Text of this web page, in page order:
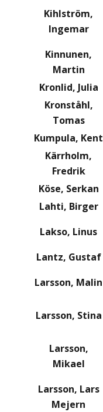
Kihlström,
Ingemar
Kinnunen,
Martin
Kronlid, Julia
Kronståhl,
Tomas
Kumpula, Kent
Kärrholm,
Fredrik
Köse, Serkan
Lahti, Birger
Lakso, Linus
Lantz, Gustaf
Larsson, Malin
Larsson, Stina
Larsson,
Mikael
Larsson, Lars
Mejern